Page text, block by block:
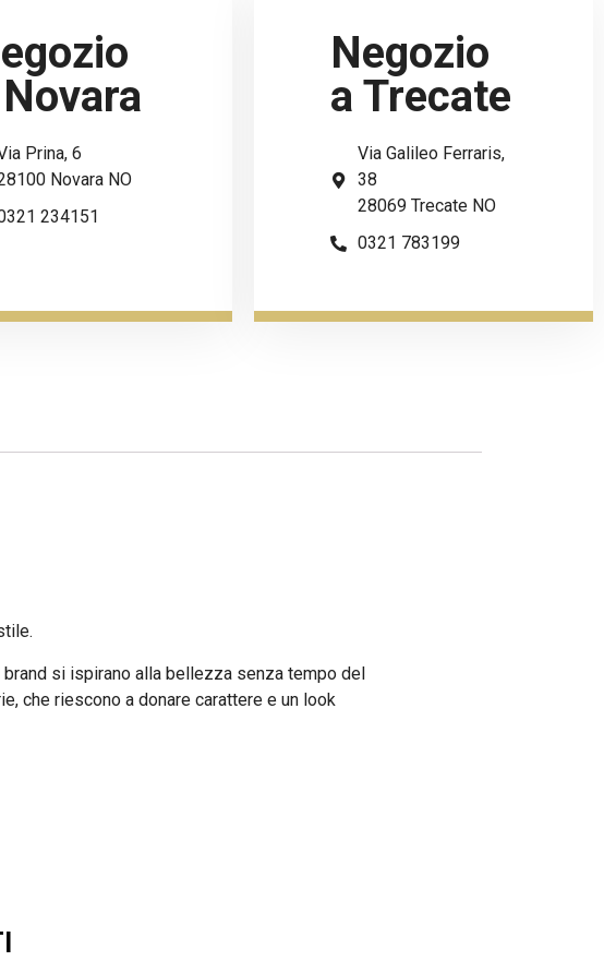
Prina, 6
Novara NO
234151
Negozio
a Trecate
Via Galileo Ferraris,
38
28069 Trecate NO
0321 783199
si ispirano alla bellezza senza tempo del
che riescono a donare carattere e un look